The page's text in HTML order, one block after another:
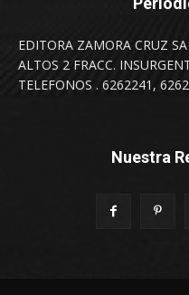
EDITORA ZAMORA CRUZ
ALTOS 2 FRACC.
TELEFONOS . 6262241,
Nuestra